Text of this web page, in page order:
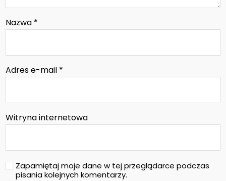
Nazwa *
Adres e-mail *
Witryna internetowa
Zapamiętaj moje dane w tej przeglądarce podczas
pisania kolejnych komentarzy.